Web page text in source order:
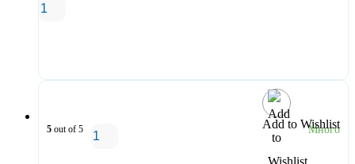
Add to Wishlist
5 out of 5 Много